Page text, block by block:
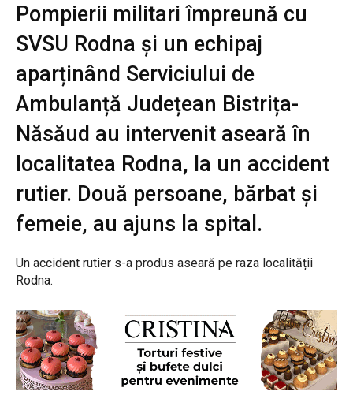
Pompierii militari împreună cu
SVSU Rodna și un echipaj
aparținând Serviciului de
Ambulanță Județean Bistrița-
Năsăud au intervenit aseară în
localitatea Rodna, la un accident
rutier. Două persoane, bărbat și
femeie, au ajuns la spital.
Un accident rutier s-a produs aseară pe raza localității
Rodna.